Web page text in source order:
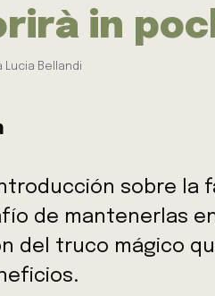
in
Lucia Bellandi
sobre la
de mantenerlas
del truco mágico